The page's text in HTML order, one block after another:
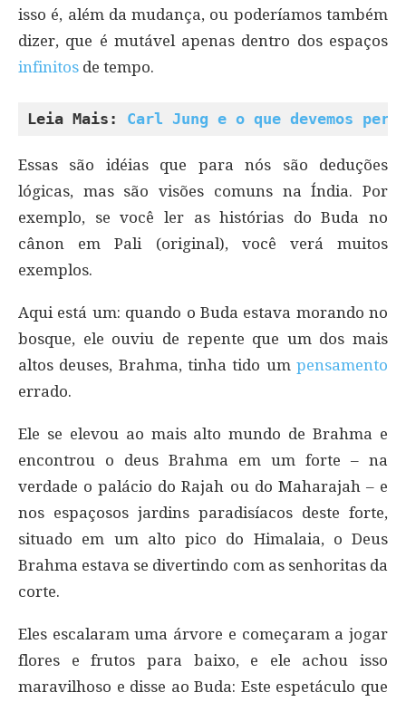
isso é, além da mudança, ou poderíamos também
dizer, que é mutável apenas dentro dos espaços
infinitos de tempo.
Leia Mais: Carl Jung e o que devemos
Essas são idéias que para nós são deduções
lógicas, mas são visões comuns na Índia. Por
exemplo, se você ler as histórias do Buda no
cânon em Pali (original), você verá muitos
exemplos.
Aqui está um: quando o Buda estava morando no
bosque, ele ouviu de repente que um dos mais
altos deuses, Brahma, tinha tido um pensamento
errado.
Ele se elevou ao mais alto mundo de Brahma e
encontrou o deus Brahma em um forte – na
verdade o palácio do Rajah ou do Maharajah – e
nos espaçosos jardins paradisíacos deste forte,
situado em um alto pico do Himalaia, o Deus
Brahma estava se divertindo com as senhoritas da
corte.
Eles escalaram uma árvore e começaram a jogar
flores e frutos para baixo, e ele achou isso
maravilhoso e disse ao Buda: Este espetáculo que